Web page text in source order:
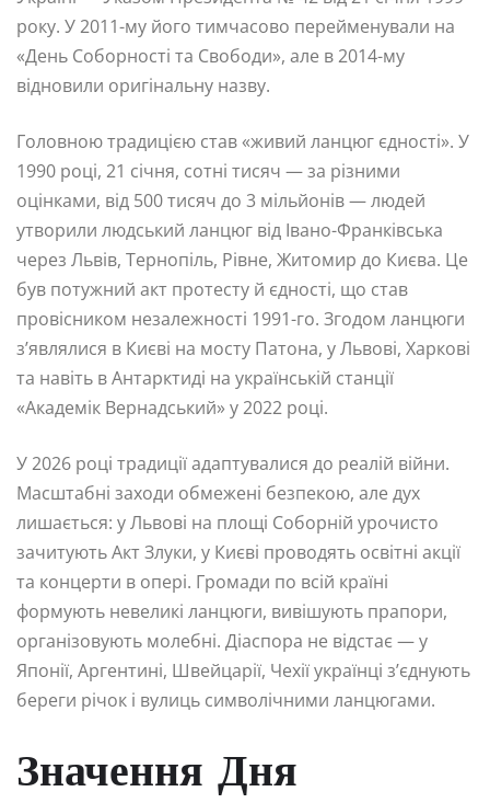
року. У 2011-му його тимчасово перейменували на
«День Соборності та Свободи», але в 2014-му
відновили оригінальну назву.
Головною традицією став «живий ланцюг єдності». У
1990 році, 21 січня, сотні тисяч — за різними
оцінками, від 500 тисяч до 3 мільйонів — людей
утворили людський ланцюг від Івано-Франківська
через Львів, Тернопіль, Рівне, Житомир до Києва. Це
був потужний акт протесту й єдності, що став
провісником незалежності 1991-го. Згодом ланцюги
з’являлися в Києві на мосту Патона, у Львові, Харкові
та навіть в Антарктиді на українській станції
«Академік Вернадський» у 2022 році.
У 2026 році традиції адаптувалися до реалій війни.
Масштабні заходи обмежені безпекою, але дух
лишається: у Львові на площі Соборній урочисто
зачитують Акт Злуки, у Києві проводять освітні акції
та концерти в опері. Громади по всій країні
формують невеликі ланцюги, вивішують прапори,
організовують молебні. Діаспора не відстає — у
Японії, Аргентині, Швейцарії, Чехії українці з’єднують
береги річок і вулиць символічними ланцюгами.
Значення Дня